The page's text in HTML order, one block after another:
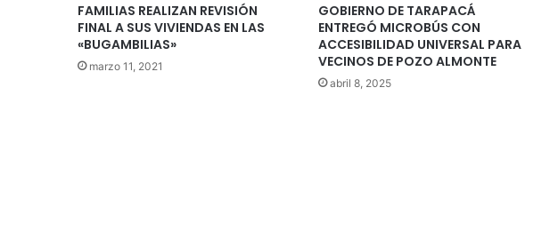
FAMILIAS REALIZAN REVISIÓN
FINAL A SUS VIVIENDAS EN LAS
«BUGAMBILIAS»
marzo 11, 2021
GOBIERNO DE TARAPACÁ
ENTREGÓ MICROBÚS CON
ACCESIBILIDAD UNIVERSAL PARA
VECINOS DE POZO ALMONTE
abril 8, 2025